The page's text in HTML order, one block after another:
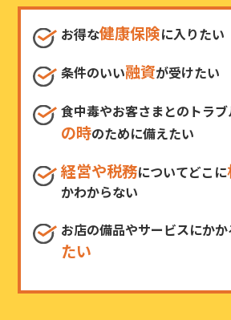
お得な健康保険に入りたい
条件のいい融資が受けたい
食中毒やお客さまとのトラ
の時のために備えたい
経営や税務についてどこに
かわからない
お店の備品やサービスにか
たい